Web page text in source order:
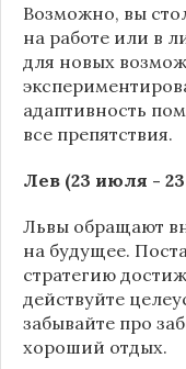
Возможно, вы
на работе или в
для новых
адаптивность
все препятствия.
Лев (23 июля - 23
Львы обращают
на будущее.
стратегию
действуйте
забывайте про
хороший отдых.